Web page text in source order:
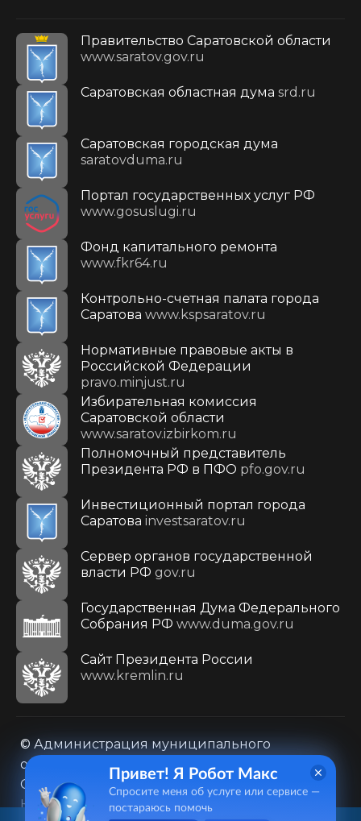
Правительство Саратовской области
www.saratov.gov.ru
Саратовская областная дума srd.ru
Саратовская городская дума
saratovduma.ru
Портал государственных услуг РФ
www.gosuslugi.ru
Фонд капитального ремонта
www.fkr64.ru
Контрольно-счетная палата города
Саратова www.kspsaratov.ru
Нормативные правовые акты в
Российской Федерации
pravo.minjust.ru
Избирательная комиссия
Саратовской области
www.saratov.izbirkom.ru
Полномочный представитель
Президента РФ в ПФО pfo.gov.ru
Инвестиционный портал города
Саратова investsaratov.ru
Сервер органов государственной
власти РФ gov.ru
Государственная Дума Федерального
Собрания РФ www.duma.gov.ru
Cайт Президента России
www.kremlin.ru
© Администрация муниципального
образования городского округа «Город
Саратов»
Контакты
Карта сайта
Привет! Я Робот Макс
Спросите меня об услуге или сервисе —
постараюсь помочь